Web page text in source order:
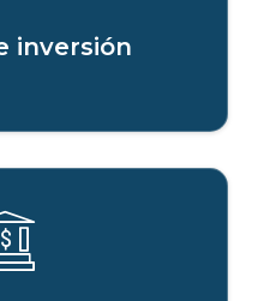
inversión